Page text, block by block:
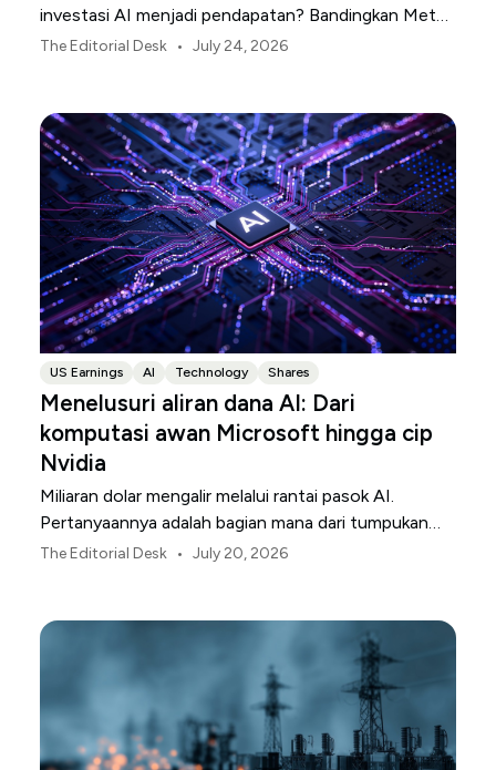
investasi AI menjadi pendapatan? Bandingkan Meta,
Amazon, dan Apple di musim laporan keuangan ini.
The Editorial Desk • July 24, 2026
US Earnings AI Technology Shares
Menelusuri aliran dana AI: Dari
komputasi awan Microsoft hingga cip
Nvidia
Miliaran dolar mengalir melalui rantai pasok AI.
Pertanyaannya adalah bagian mana dari tumpukan
teknologi tersebut yang mengubah investasi itu
The Editorial Desk • July 20, 2026